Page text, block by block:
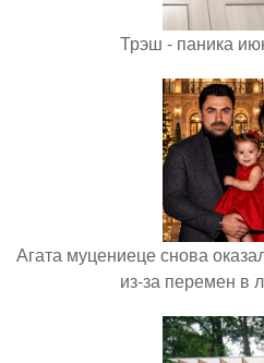
Трэш - паника
Агата муцениеце снова
из-за перемен в